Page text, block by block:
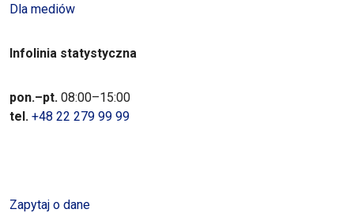
Dla mediów
Infolinia statystyczna
pon.–pt. 08:00–15:00
tel. +48 22 279 99 99
Zapytaj o dane